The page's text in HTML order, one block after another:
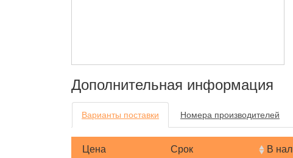
Дополнительная информация
Варианты поставки Номера производителей
Цена Срок В